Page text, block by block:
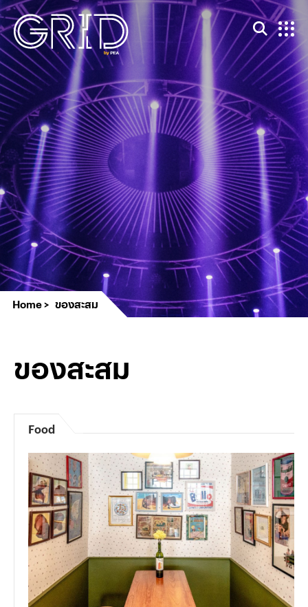
Home ของสะสม
ของสะสม
Food